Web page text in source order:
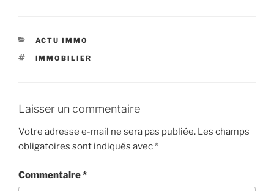
CATÉGORIES
ACTU IMMO
ÉTIQUETTES
IMMOBILIER
Laisser un commentaire
Votre adresse e-mail ne sera pas publiée. Les champs
obligatoires sont indiqués avec*
Commentaire*